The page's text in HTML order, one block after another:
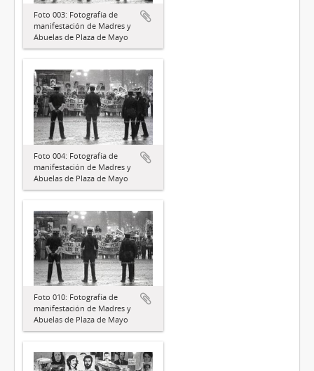
Foto 003: Fotografía de
manifestación de Madres y
Abuelas de Plaza de Mayo
Foto 004: Fotografía de
manifestación de Madres y
Abuelas de Plaza de Mayo
Foto 010: Fotografía de
manifestación de Madres y
Abuelas de Plaza de Mayo